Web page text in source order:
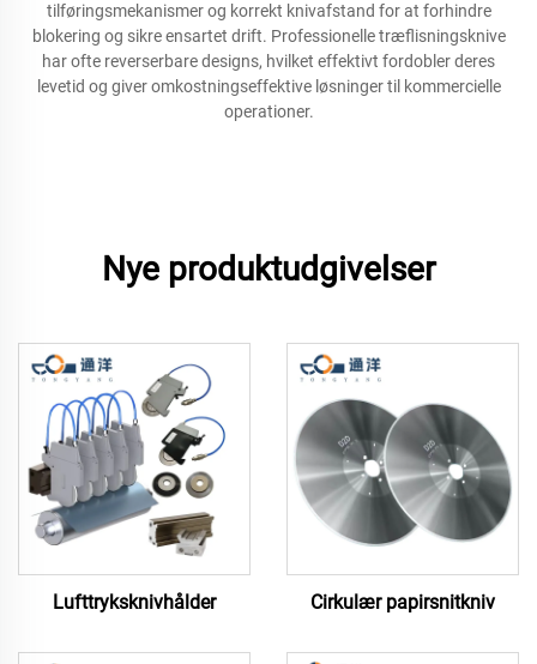
tilføringsmekanismer og korrekt knivafstand for at forhindre
blokering og sikre ensartet drift. Professionelle træflisningsknive
har ofte reverserbare designs, hvilket effektivt fordobler deres
levetid og giver omkostningseffektive løsninger til kommercielle
operationer.
Nye produktudgivelser
Lufttryksknivhålder Cirkulær papirsnitkniv